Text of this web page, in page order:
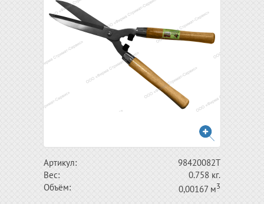
Артикул:
98420082T
Вес:
0.758 кг.
Объём:
0,00167 м3